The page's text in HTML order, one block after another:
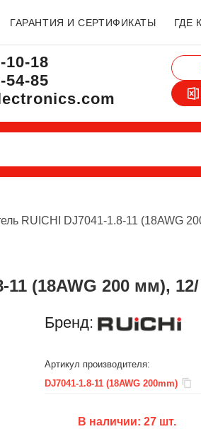
ГАРАНТИЯ И СЕРТИФИКАТЫ ГДЕ
10-18
54-85
RUICHI DJ7041-1.8-11 (18AWG
11 (18AWG 200 мм),
Бренд:
Артикул производителя:
DJ7041-1.8-11 (18AWG 200mm)
В наличии:27 шт.